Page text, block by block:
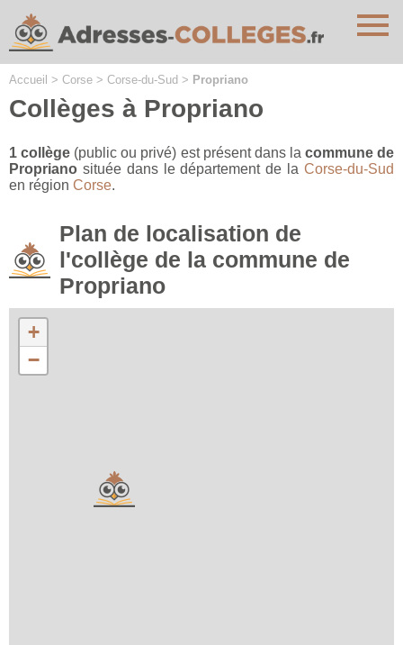
Accueil > Corse > Corse-du-Sud > Propriano
Collèges à Propriano
1 collège (public ou privé) est présent dans la commune de
Propriano située dans le département de la Corse-du-Sud
en région Corse.
Plan de localisation de
l'collège de la commune de
Propriano
+
−